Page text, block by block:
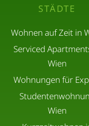
STÄDTE
Wohnen auf Zeit in
Serviced
Wien
Wohnungen für
Wien